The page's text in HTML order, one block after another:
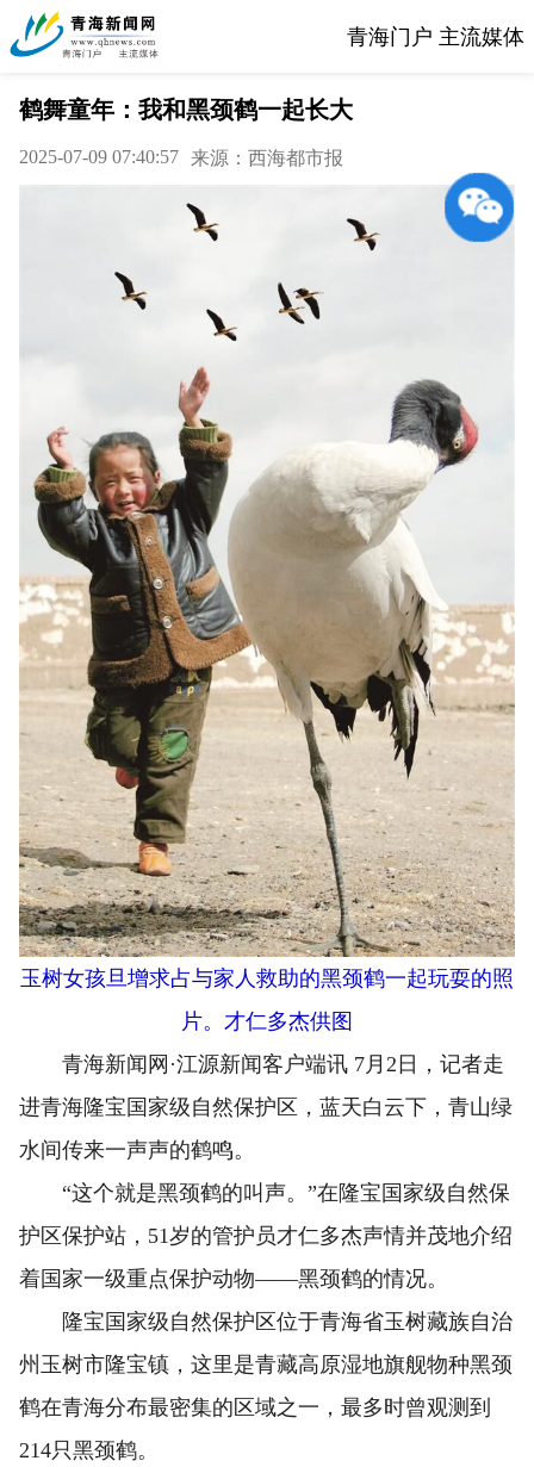
青海门户 主流媒体
鹤舞童年：我和黑颈鹤一起长大
2025-07-09 07:40:57 来源：西海都市报
玉树女孩旦增求占与家人救助的黑颈鹤一起玩耍的照
片。才仁多杰供图
青海新闻网·江源新闻客户端讯 7月2日，记者走
进青海隆宝国家级自然保护区，蓝天白云下，青山绿
水间传来一声声的鹤鸣。
“这个就是黑颈鹤的叫声。”在隆宝国家级自然保
护区保护站，51岁的管护员才仁多杰声情并茂地介绍
着国家一级重点保护动物——黑颈鹤的情况。
隆宝国家级自然保护区位于青海省玉树藏族自治
州玉树市隆宝镇，这里是青藏高原湿地旗舰物种黑颈
鹤在青海分布最密集的区域之一，最多时曾观测到
214只黑颈鹤。